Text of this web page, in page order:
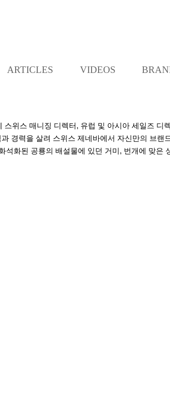
C
ARTICLES VIDEOS
위스 매니징 디렉터, 유럽 및 아시아 세일즈
경력을 살려 스위스 제네바에서 자신만의 브
화된 공룡의 배설물에 있던 거미, 번개에 맞